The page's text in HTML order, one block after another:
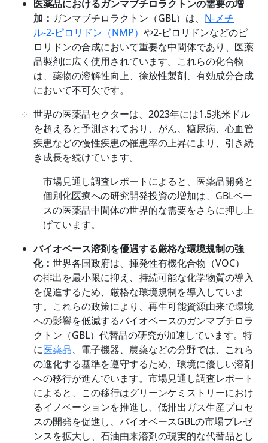
医薬品におけるガンマブチロラクトンの需要の増
加： ガンマブチロラクトン（GBL）は、 N-メチ
ル-2-ピロリドン（NMP） や2-ピロリドンなどのピ
ロリドンの合成において重要な中間体であり、医薬
品製剤に広く使用されています。これらの化合物
は、薬物の溶解性向上、徐放性製剤、有効成分合成
において不可欠です。
世界の医薬品セクターは、2023年には1.5兆米ドル
を超えると予測されており、がん、糖尿病、心血管
疾患などの慢性疾患の罹患率の上昇により、引き続
き成長を続けています。
市場見通し調査レポートによると、医薬品開発と
個別化医療への研究開発投資の増加は、GBLベー
スの医薬品中間体の世界的な需要をさらに押し上
げています。
バイオベース溶剤を優遇する厳格な環境規制の強
化： 世界各国政府は、揮発性有機化合物（VOC）
の排出を最小限に抑え、持続可能な化学物質の導入
を促進するため、厳格な環境規制を導入していま
す。これらの政策により、再生可能資源由来で環境
への影響を低減するバイオベースのガンマブチロラ
クトン（GBL）代替品の研究が加速しています。特
に医薬品、電子機器、農薬などの分野では、これら
の進化する基準を遵守するため、環境に優しい溶剤
への移行が進んでいます。市場見通し調査レポート
によると、この移行はグリーンケミストリーにおけ
るイノベーションを推進し、低排出ガス生産プロセ
スの開発を促進し、バイオベースGBLの市場プレゼ
ンスを拡大し、石油由来溶剤の現実的な代替品とし